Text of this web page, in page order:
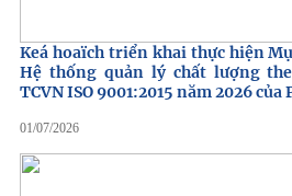
Keá hoaïch triển khai thực hiện
Hệ thống quản lý chất lượng
TCVN ISO 9001:2015 năm 2026
01/07/2026